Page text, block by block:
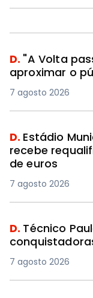
D. "A Volta
aproximar o
7 agosto 2026
D. Estádio
recebe
de euros
7 agosto 2026
D. Técnico
7 agosto 2026